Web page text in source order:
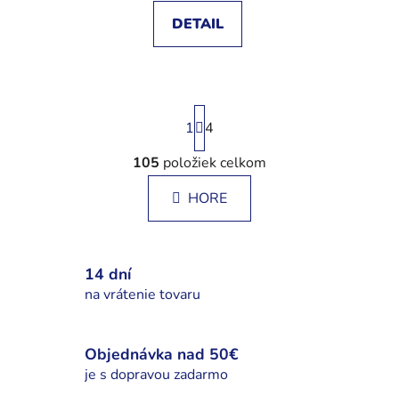
DETAIL
O
v
l
á
c
p
r
v
S
t
r
á
n
k
e
1
4
105 položiek celkom
HORE
14 dní
na vrátenie tovaru
Objednávka nad 50€
je s dopravou zadarmo